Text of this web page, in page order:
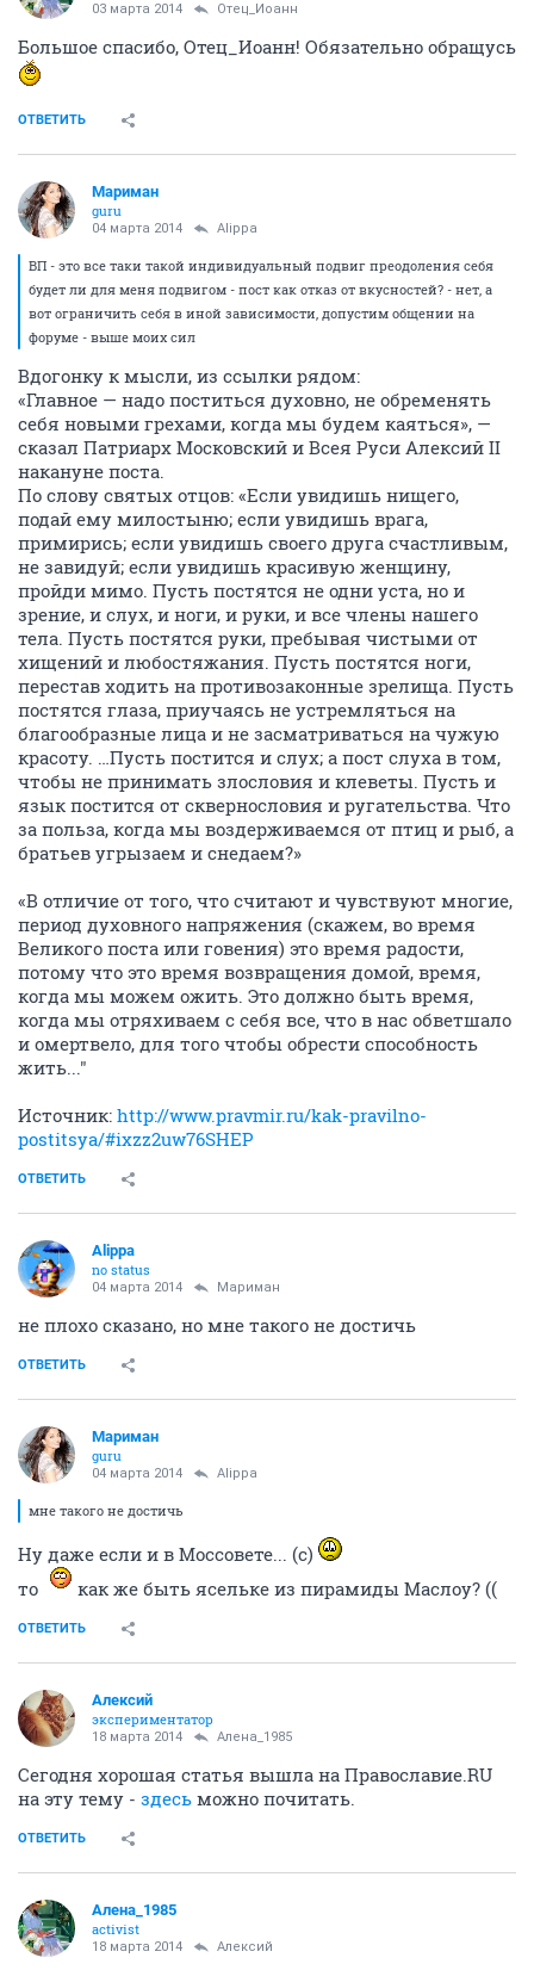
03 марта 2014 Отец_Иоанн
Большое спасибо, Отец_Иоанн! Обязательно обращусь
ОТВЕТИТЬ
Мариман
guru
04 марта 2014 Alippa
ВП - это все таки такой индивидуальный подвиг преодоления себя
будет ли для меня подвигом - пост как отказ от вкусностей? - нет, а
вот ограничить себя в иной зависимости, допустим общении на
форуме - выше моих сил
Вдогонку к мысли, из ссылки рядом:
«Главное — надо поститься духовно, не обременять
себя новыми грехами, когда мы будем каяться», —
сказал Патриарх Московский и Всея Руси Алексий II
накануне поста.
По слову святых отцов: «Если увидишь нищего,
подай ему милостыню; если увидишь врага,
примирись; если увидишь своего друга счастливым,
не завидуй; если увидишь красивую женщину,
пройди мимо. Пусть постятся не одни уста, но и
зрение, и слух, и ноги, и руки, и все члены нашего
тела. Пусть постятся руки, пребывая чистыми от
хищений и любостяжания. Пусть постятся ноги,
перестав ходить на противозаконные зрелища. Пусть
постятся глаза, приучаясь не устремляться на
благообразные лица и не засматриваться на чужую
красоту. …Пусть постится и слух; а пост слуха в том,
чтобы не принимать злословия и клеветы. Пусть и
язык постится от сквернословия и ругательства. Что
за польза, когда мы воздерживаемся от птиц и рыб, а
братьев угрызаем и снедаем?»
«В отличие от того, что считают и чувствуют многие,
период духовного напряжения (скажем, во время
Великого поста или говения) это время радости,
потому что это время возвращения домой, время,
когда мы можем ожить. Это должно быть время,
когда мы отряхиваем с себя все, что в нас обветшало
и омертвело, для того чтобы обрести способность
жить..."
Источник: http://www.pravmir.ru/kak-pravilno-
postitsya/#ixzz2uw76SHEP
ОТВЕТИТЬ
Alippa
no status
04 марта 2014 Мариман
не плохо сказано, но мне такого не достичь
ОТВЕТИТЬ
Мариман
guru
04 марта 2014 Alippa
мне такого не достичь
Ну даже если и в Моссовете... (с)
то
как же быть ясельке из пирамиды Маслоу? ((
ОТВЕТИТЬ
Алексий
экспериментатор
18 марта 2014 Алена_1985
Сегодня хорошая статья вышла на Православие.RU
на эту тему - здесь можно почитать.
ОТВЕТИТЬ
Алена_1985
activist
18 марта 2014 Алексий